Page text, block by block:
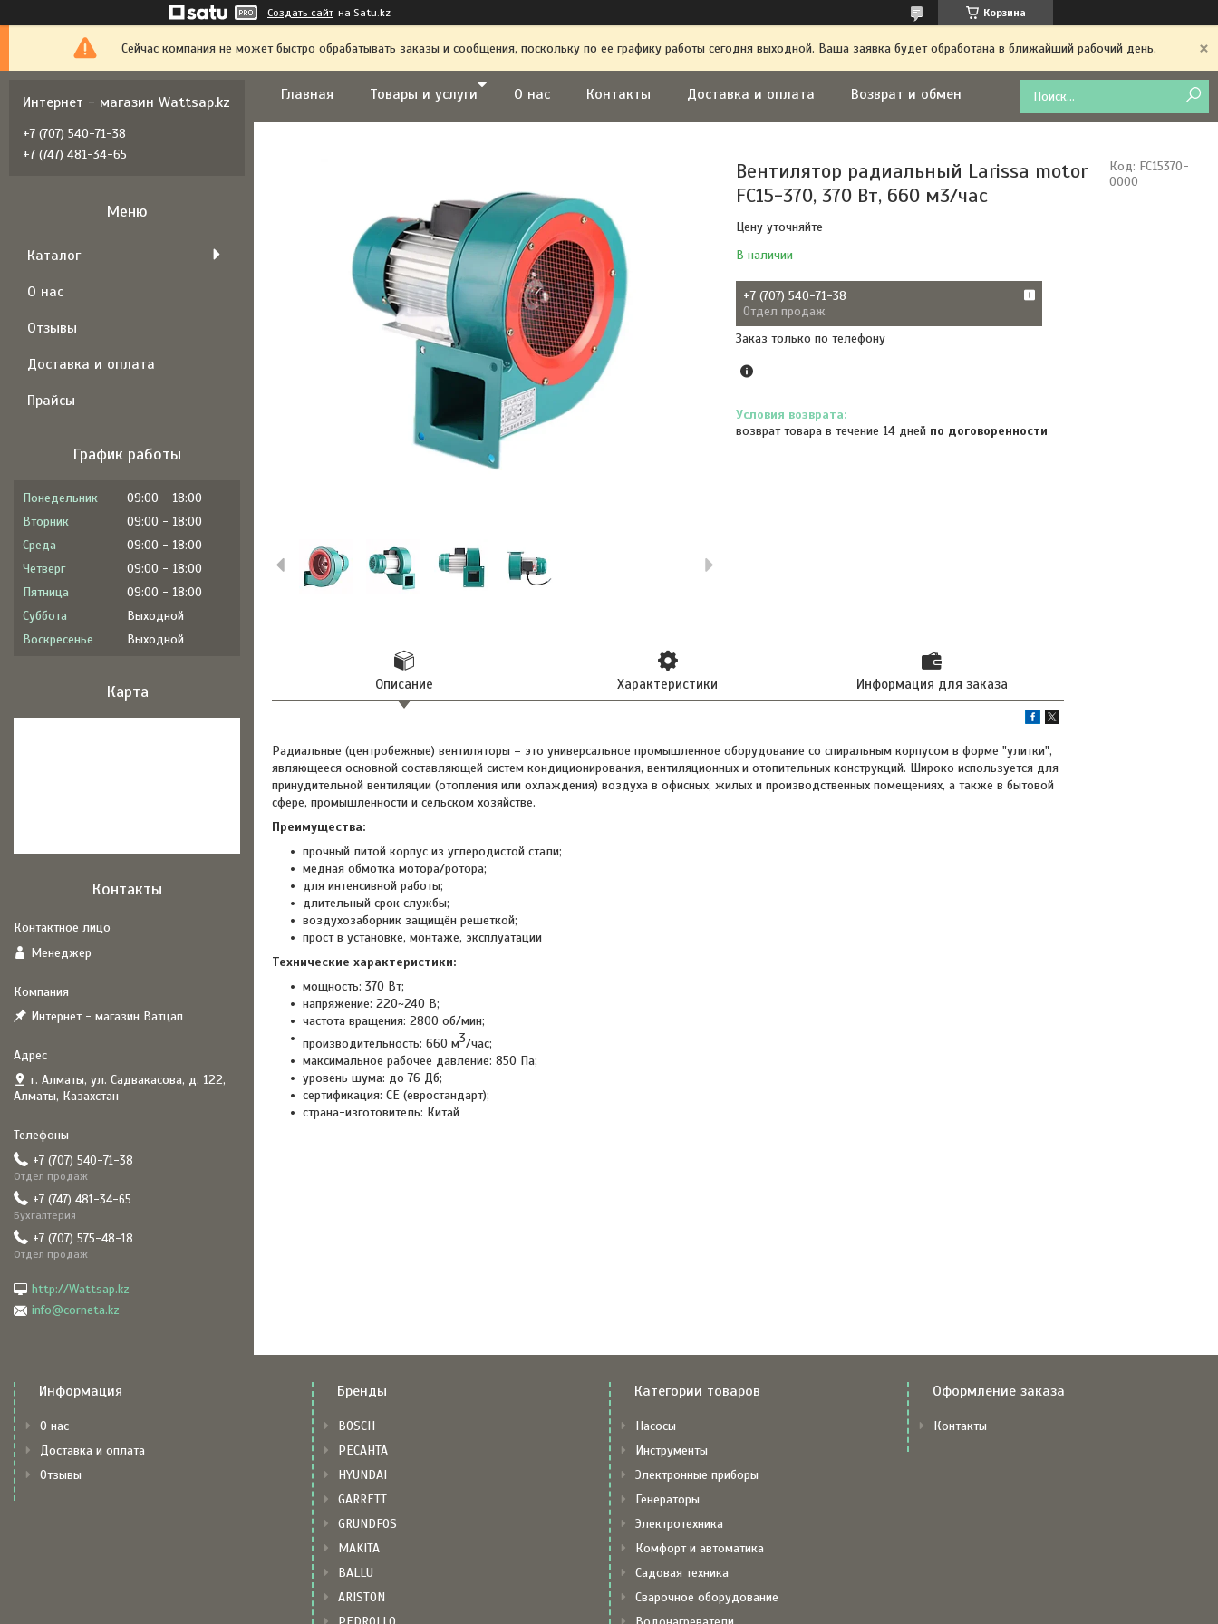
Создать сайт на Satu.kz Корзина
Сейчас компания не может быстро обрабатывать заказы и сообщения, поскольку по ее графику работы сегодня выходной. Ваша заявка будет обработана в ближайший рабочий день.
Главная Товары и услуги О нас Контакты Доставка и оплата Возврат и обмен
Вентилятор радиальный Larissa motor
FC15-370, 370 Вт, 660 м3/час
Цену уточняйте
В наличии
Код: FC15370-
0000
+7 (707) 540-71-38
Отдел продаж
Заказ только по телефону
возврат товара в течение 14 дней по договоренности
Описание Характеристики Информация для заказа
Радиальные (центробежные) вентиляторы – это универсальное промышленное оборудование со спиральным корпусом в форме "улитки",
являющееся основной составляющей систем кондиционирования, вентиляционных и отопительных конструкций. Широко используется для
принудительной вентиляции (отопления или охлаждения) воздуха в офисных, жилых и производственных помещениях, а также в бытовой
сфере, промышленности и сельском хозяйстве.
Преимущества:
прочный литой корпус из углеродистой стали;
медная обмотка мотора/ротора;
для интенсивной работы;
длительный срок службы;
воздухозаборник защищён решеткой;
прост в установке, монтаже, эксплуатации
Технические характеристики:
мощность: 370 Вт;
напряжение: 220~240 В;
частота вращения: 2800 об/мин;
производительность: 660 м3/час;
максимальное рабочее давление: 850 Па;
уровень шума: до 76 Дб;
сертификация: CE (евростандарт);
страна-изготовитель: Китай
Интернет - магазин Wattsap.kz
+7 (707) 540-71-38
+7 (747) 481-34-65
Каталог
О нас
Отзывы
Доставка и оплата
Прайсы
График работы
Понедельник 09:00
18:00
Вторник
09:00
18:00
Среда
09:00
18:00
Четверг
09:00
18:00
Пятница
09:00
18:00
Суббота
Выходной
Воскресенье
Выходной
Карта
Контакты
Менеджер
Интернет - магазин Ватцап
г. Алматы, ул. Садвакасова, д. 122,
Алматы, Казахстан
+7 (707) 540-71-38
Отдел продаж
+7 (747) 481-34-65
Бухгалтерия
+7 (707) 575-48-18
Отдел продаж
http://Wattsap.kz
info@corneta.kz
Информация
О нас
Доставка и оплата
Отзывы
Бренды
BOSCH
РЕСАНТА
HYUNDAI
GARRETT
GRUNDFOS
MAKITA
BALLU
ARISTON
Категории товаров
Насосы
Инструменты
Электронные приборы
Генераторы
Электротехника
Комфорт и автоматика
Садовая техника
Сварочное оборудование
Оформление заказа
Контакты